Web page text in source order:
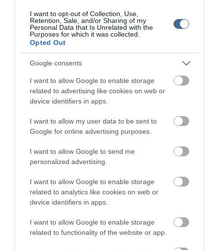
I want to opt-out of Collection, Use,
Retention, Sale, and/or Sharing of my
Personal Data that Is Unrelated with the
Purposes for which it was collected.
Opted Out
Google consents
I want to allow Google to enable storage
related to advertising like cookies on web or
device identifiers in apps.
I want to allow my user data to be sent to
Google for online advertising purposes.
I want to allow Google to send me
personalized advertising.
I want to allow Google to enable storage
related to analytics like cookies on web or
device identifiers in apps.
I want to allow Google to enable storage
related to functionality of the website or app.
tartalmazzák.
Kérjük, kulturáltan, mások személyiségi jogainak és jó hírnevének tiszteletben
tartásával kommenteljenek!
ma.hu legfrissebb hírei:
Izrael nem vonul ki Gázából
Három érmet szereztek a magyarok a világ egyik
Latorcai Csaba: a KDNP pályázati úton választja ki
delegáltját a Médiatanácsba
Egész héten meleg, napos idő várható
Tanács Zoltán: kormány-előterjesztés készül a
Planetárium jövőjéről
Gyógyfürdő több vendége
Kormány: életveszélyes gyalog átkelni a Dunán a Sziget